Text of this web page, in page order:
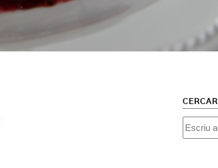
CERCAR
Cercar